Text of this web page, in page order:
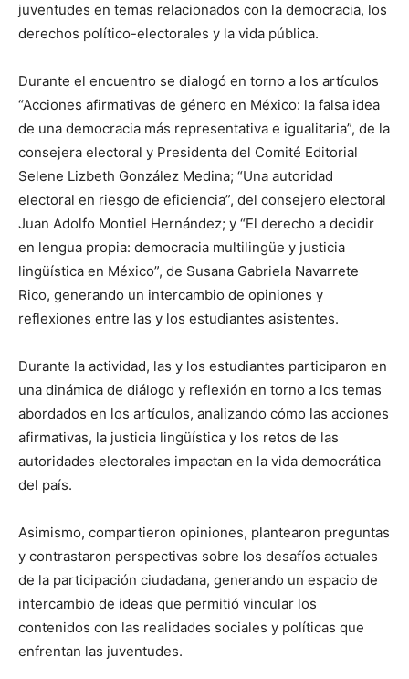
juventudes en temas relacionados con la democracia, los
derechos político-electorales y la vida pública.
Durante el encuentro se dialogó en torno a los artículos
“Acciones afirmativas de género en México: la falsa idea
de una democracia más representativa e igualitaria”, de la
consejera electoral y Presidenta del Comité Editorial
Selene Lizbeth González Medina; “Una autoridad
electoral en riesgo de eficiencia”, del consejero electoral
Juan Adolfo Montiel Hernández; y “El derecho a decidir
en lengua propia: democracia multilingüe y justicia
lingüística en México”, de Susana Gabriela Navarrete
Rico, generando un intercambio de opiniones y
reflexiones entre las y los estudiantes asistentes.
Durante la actividad, las y los estudiantes participaron en
una dinámica de diálogo y reflexión en torno a los temas
abordados en los artículos, analizando cómo las acciones
afirmativas, la justicia lingüística y los retos de las
autoridades electorales impactan en la vida democrática
del país.
Asimismo, compartieron opiniones, plantearon preguntas
y contrastaron perspectivas sobre los desafíos actuales
de la participación ciudadana, generando un espacio de
intercambio de ideas que permitió vincular los
contenidos con las realidades sociales y políticas que
enfrentan las juventudes.